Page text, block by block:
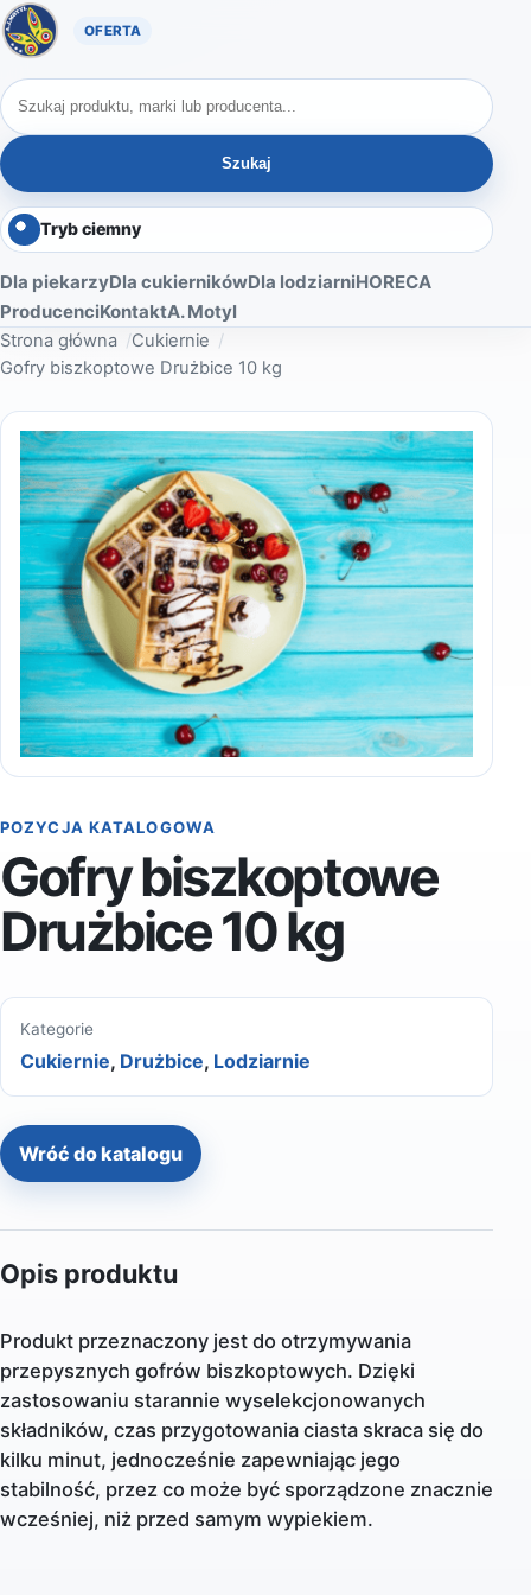
Oferta A. Motyl
Szukaj produktów
Szukaj
Tryb ciemny
Dla piekarzyDla cukiernikówDla lodziarniHORECA
ProducenciKontaktA. Motyl
Strona główna
Cukiernie
Gofry biszkoptowe Drużbice 10 kg
POZYCJA KATALOGOWA
Gofry biszkoptowe
Drużbice 10 kg
Kategorie
Cukiernie, Drużbice, Lodziarnie
Wróć do katalogu
Opis produktu
Produkt przeznaczony jest do otrzymywania
przepysznych gofrów biszkoptowych. Dzięki
zastosowaniu starannie wyselekcjonowanych
składników, czas przygotowania ciasta skraca się do
kilku minut, jednocześnie zapewniając jego
stabilność, przez co może być sporządzone znacznie
wcześniej, niż przed samym wypiekiem.